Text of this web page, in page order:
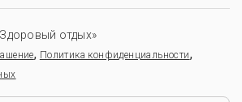
отдых»
, Политика конфиденциальности,